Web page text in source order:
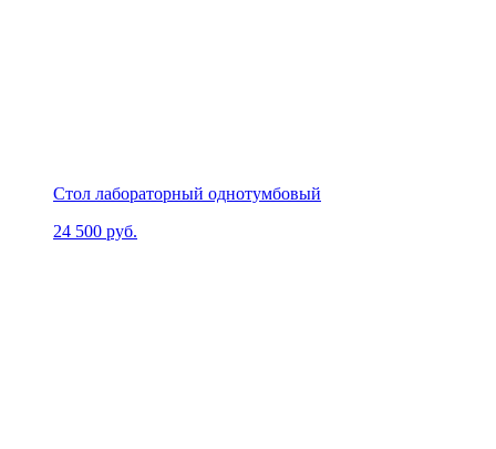
Стол лабораторный однотумбовый
24 500 руб.